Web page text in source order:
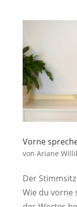
Vorne
von Ariane
Der
Wie du vorne